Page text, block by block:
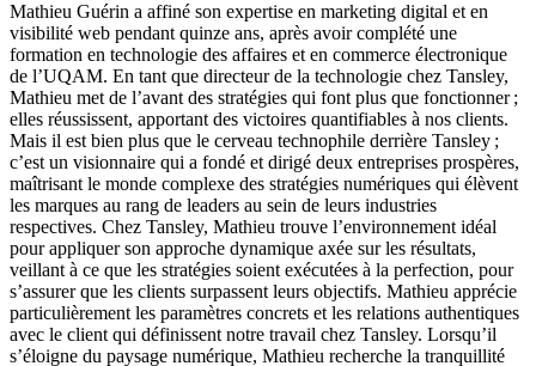
Mathieu Guérin a affiné son expertise en marketing digital et en
visibilité web pendant quinze ans, après avoir complété une
formation en technologie des affaires et en commerce électronique
de l’UQAM. En tant que directeur de la technologie chez Tansley,
Mathieu met de l’avant des stratégies qui font plus que fonctionner ;
elles réussissent, apportant des victoires quantifiables à nos clients.
Mais il est bien plus que le cerveau technophile derrière Tansley ;
c’est un visionnaire qui a fondé et dirigé deux entreprises prospères,
maîtrisant le monde complexe des stratégies numériques qui élèvent
les marques au rang de leaders au sein de leurs industries
respectives. Chez Tansley, Mathieu trouve l’environnement idéal
pour appliquer son approche dynamique axée sur les résultats,
veillant à ce que les stratégies soient exécutées à la perfection, pour
s’assurer que les clients surpassent leurs objectifs. Mathieu apprécie
particulièrement les paramètres concrets et les relations authentiques
avec le client qui définissent notre travail chez Tansley. Lorsqu’il
s’éloigne du paysage numérique, Mathieu recherche la tranquillité